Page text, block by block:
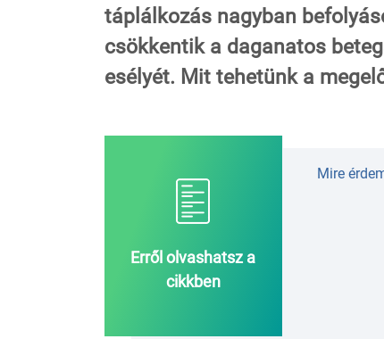
táplálkozás nagyban
csökkentik a daganatos
esélyét. Mit tehetünk a
Erről olvashatsz a
cikkben
Mire